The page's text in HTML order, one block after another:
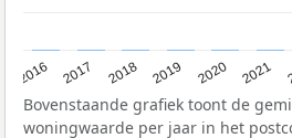
2016 2017 2018 2019 2020 2021
Bovenstaande grafiek toont de
woningwaarde per jaar in het